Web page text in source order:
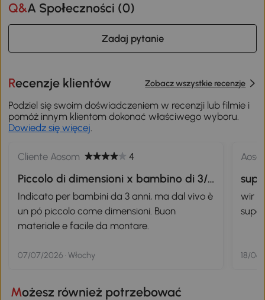
Q&A Społeczności (0)
Zadaj pytanie
Recenzje klientów Zobacz wszystkie recenzje
Podziel się swoim doświadczeniem w recenzji lub filmie i
pomóż innym klientom dokonać właściwego wyboru.
Dowiedz się więcej
Cliente Aosom 4
Piccolo di dimensioni x bambino di 3/4
anni
Indicato per bambini da 3 anni, ma dal vivo è
un pó piccolo come dimensioni. Buon
materiale e facile da montare.
07/07/2026 · Włochy
wir
super
18/
Możesz również potrzebować